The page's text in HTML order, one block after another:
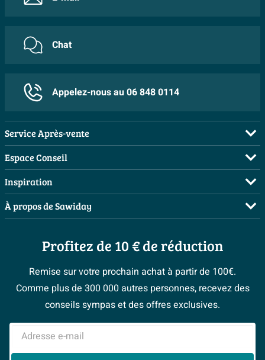
Chat
Appelez-nous au 06 848 0114
Service Après-vente
FAQ
Commander
Payer
Livraison / retrait
Garantie & réclamations
Politique d’avis
> Service client
Espace Conseil
Visite sur rendez-vous
Demandez votre devis
Planificateur 3D
Les bons tuyaux
Espace bricolage
> Espace Conseil
Inspiration
Salles de bains complètes
Inspiration toilettes
Moodboards
Magazine
#Mysawiday
> Inspiration salle de bains
À propos de Sawiday
Qui est Sawiday ?
Postes vacants
Espace Pro
BeCommerce
> Tout sur nos showrooms
Profitez de 10 € de réduction
Remise sur votre prochain achat à partir de 100€.
Comme plus de 300 000 autres personnes, recevez des
conseils sympas et des offres exclusives.
Adresse e-mail